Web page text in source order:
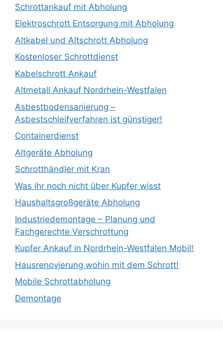
Schrottankauf mit Abholung
Elektroschrott Entsorgung mit Abholung
Altkabel und Altschrott Abholung
Kostenloser Schrottdienst
Kabelschrott Ankauf
Altmetall Ankauf Nordrhein-Westfalen
Asbestbodensanierung –
Asbestschleifverfahren ist günstiger!
Containerdienst
Altgeräte Abholung
Schrotthändler mit Kran
Was ihr noch nicht über Kupfer wisst
Haushaltsgroßgeräte Abholung
Industriedemontage – Planung und
Fachgerechte Verschrottung
Kupfer Ankauf in Nordrhein-Westfalen Mobil!
Hausrenovierung wohin mit dem Schrott!
Mobile Schrottabholung
Demontage